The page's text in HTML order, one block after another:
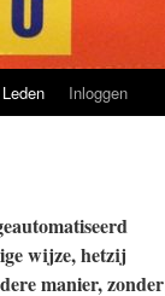
Leden Inloggen
wijze, hetzij
manier, zonder